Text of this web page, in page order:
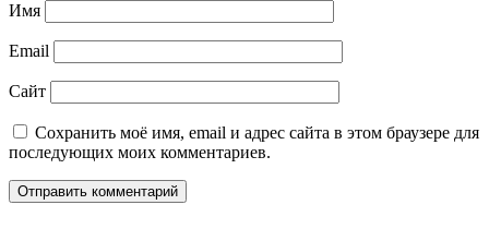
Имя
Email
Сайт
Сохранить моё имя, email и адрес сайта в этом браузере для
последующих моих комментариев.